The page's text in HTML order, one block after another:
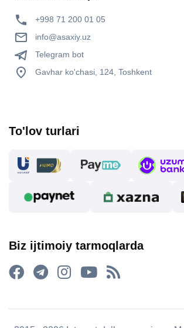
+998 71 200 01 05
info@asaxiy.uz
Telegram bot
Gavhar ko'chasi, 124, Toshkent
To'lov turlari
Biz ijtimoiy tarmoqlarda